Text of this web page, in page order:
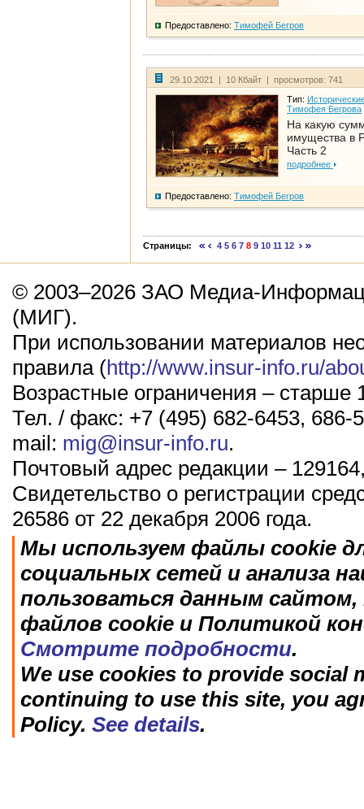
Предоставлено: Тимофей Бегров
29.10.2021 | 10 Кбайт | просмотров: 741
Тип:
Тимофея Бегрова
На какую
имущества в
Часть 2
подробнее
Предоставлено: Тимофей Бегров
Страницы: 4 5 6 7 8 9 10 11 12
© 2003–2026 ЗАО Медиа-
(МИГ).
При использовании материалов
правила (http://www.insur-info.ru/
Возрастные ограничения – старше
Тел. / факс: +7 (495) 682-6453, 686-
mail: mig@insur-info.ru.
Почтовый адрес редакции –
Свидетельство о регистрации
26586 от 22 декабря 2006 года.
Мы используем файлы cookie
социальных сетей и анализа
пользоваться данным
файлов cookie и Политикой
Смотрите подробности.
We use cookies to provide social
continuing to use this site, you
Policy. See details.